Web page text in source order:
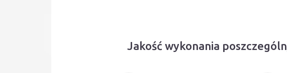
Jakość wykonania